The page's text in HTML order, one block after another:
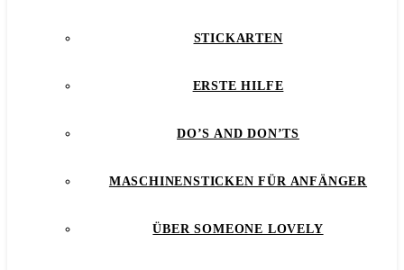
STICKARTEN
ERSTE HILFE
DO’S AND DON’TS
MASCHINENSTICKEN FÜR ANFÄNGER
ÜBER SOMEONE LOVELY